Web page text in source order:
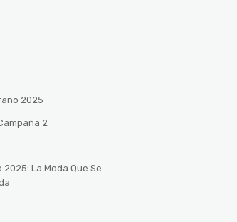
2025
2
La Moda Que Se